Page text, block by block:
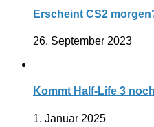
Erscheint CS2
26. September 2023
Kommt Half-Life 3
1. Januar 2025